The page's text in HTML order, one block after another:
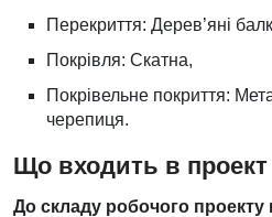
Перекриття: Дерев’яні
Покрівля: Скатна,
Покрівельне покриття:
черепиця.
Що входить в проект
До складу робочого проекту